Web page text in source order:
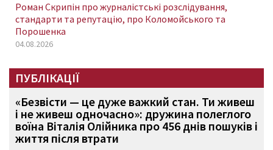
Роман Скрипін про журналістські розслідування,
стандарти та репутацію, про Коломойського та
Порошенка
04.08.2026
ПУБЛІКАЦІЇ
«Безвісти — це дуже важкий стан. Ти живеш
і не живеш одночасно»: дружина полеглого
воїна Віталія Олійника про 456 днів пошуків і
життя після втрати